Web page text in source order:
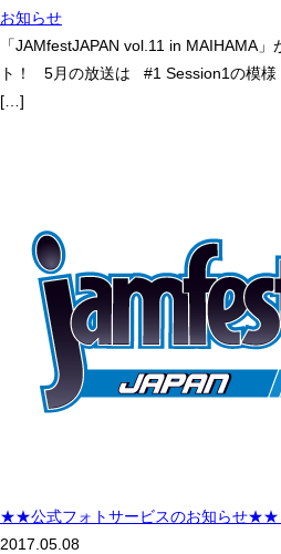
お知らせ
「JAMfestJAPAN vol.11 in MAIHAMA
ト！ 5月の放送は #1 Session1の模様
[…]
★★公式フォトサービスのお知らせ★★
2017.05.08